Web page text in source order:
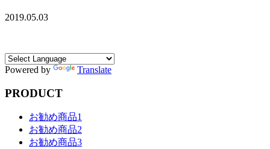
2019.05.03
Powered by Translate
PRODUCT
お勧め商品1
お勧め商品2
お勧め商品3